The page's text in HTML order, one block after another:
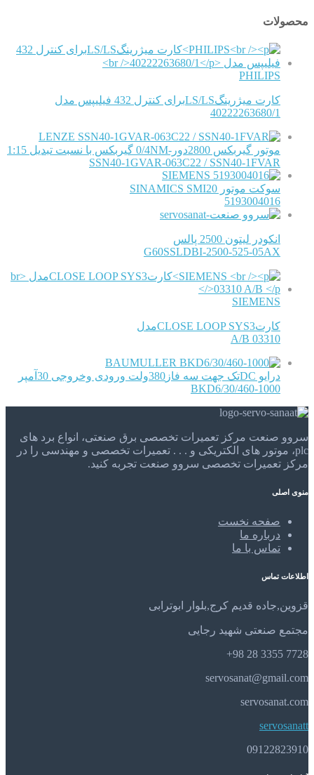
محصولات
PHILIPS
کارت میژرینگLS/LSبرای کنترل 432 فیلیپس مدل
40222263680/1
LENZE
موتور گیربکس 2800دور-0/4NM گیربکس با نسبت تبدیل 1:15
SSN40-1GVAR-063C22 / SSN40-1FVAR
SIEMENS
سوکت موتور SINAMICS SMI20
5193004016
انکودر لیتون 2500 پالس
G60SSLDBI-2500-525-05AX
SIEMENS
کارتCLOSE LOOP SYS3مدل
03310 A/B
BAUMULLER
درایو DCتک جهت سه فاز380ولت ورودی وخروجی 30آمپر
BKD6/30/460-1000
سروو صنعت مرکز تعمیرات تخصصی برق صنعتی، انواع برد های
plc، موتور های الکتریکی و . . . تعمیرات تخصصی و مهندسی را در
مرکز تعمیرات تخصصی سروو صنعت تجربه کنید.
منوی اصلی
صفحه نخست
درباره ما
تماس با ما
اطلاعات تماس
قزوین,جاده قدیم کرج,بلوار ابوترابی
مجتمع صنعتی شهید رجایی
7728 3355 28 98+
servosanat@gmail.com
servosanat.com
servosanatt
09122823910